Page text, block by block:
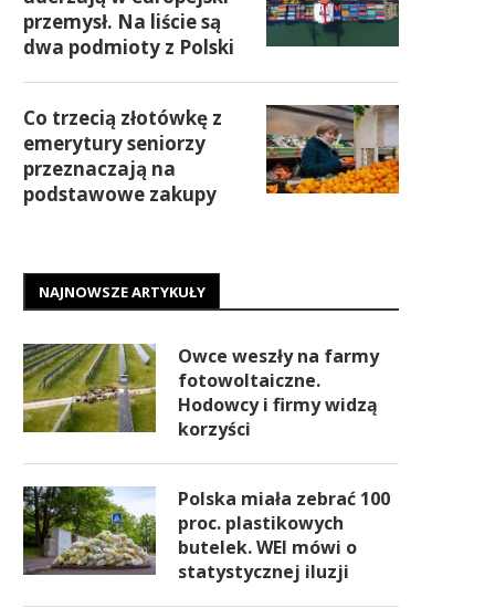
przemysł. Na liście są
dwa podmioty z Polski
Co trzecią złotówkę z
emerytury seniorzy
przeznaczają na
podstawowe zakupy
NAJNOWSZE ARTYKUŁY
Owce weszły na farmy
fotowoltaiczne.
Hodowcy i firmy widzą
korzyści
Polska miała zebrać 100
proc. plastikowych
butelek. WEI mówi o
statystycznej iluzji